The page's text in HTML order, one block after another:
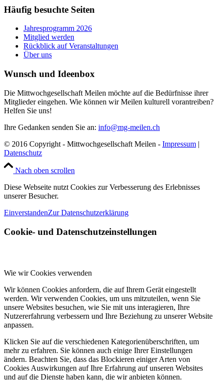
Häufig besuchte Seiten
Jahresprogramm 2026
Mitglied werden
Rückblick auf Veranstaltungen
Über uns
Wunsch und Ideenbox
Die Mittwochgesellschaft Meilen möchte auf die Bedürfnisse ihrer
Mitglieder eingehen. Wie können wir Meilen kulturell vorantreiben?
Helfen Sie uns!
Ihre Gedanken senden Sie an: info@mg-meilen.ch
© 2016 Copyright - Mittwochgesellschaft Meilen - Impressum |
Datenschutz
Nach oben scrollen
Diese Webseite nutzt Cookies zur Verbesserung des Erlebnisses
unserer Besucher.
EinverstandenZur Datenschutzerklärung
Cookie- und Datenschutzeinstellungen
Wie wir Cookies verwenden
Wir können Cookies anfordern, die auf Ihrem Gerät eingestellt
werden. Wir verwenden Cookies, um uns mitzuteilen, wenn Sie
unsere Websites besuchen, wie Sie mit uns interagieren, Ihre
Nutzererfahrung verbessern und Ihre Beziehung zu unserer Website
anpassen.
Klicken Sie auf die verschiedenen Kategorienüberschriften, um
mehr zu erfahren. Sie können auch einige Ihrer Einstellungen
ändern. Beachten Sie, dass das Blockieren einiger Arten von
Cookies Auswirkungen auf Ihre Erfahrung auf unseren Websites
und auf die Dienste haben kann, die wir anbieten können.